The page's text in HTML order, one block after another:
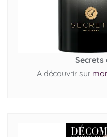
Secrets
A découvrir sur